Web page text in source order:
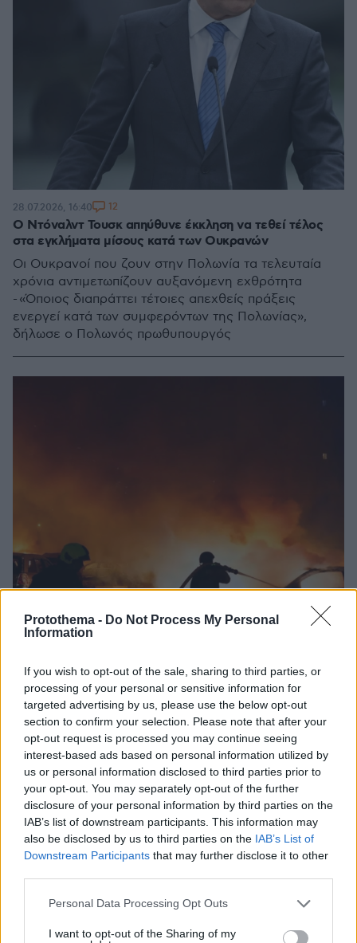
Protothema - Do Not Process My Personal
Information
If you wish to opt-out of the sale, sharing to third parties, or
processing of your personal or sensitive information for
targeted advertising by us, please use the below opt-out
section to confirm your selection. Please note that after your
opt-out request is processed you may continue seeing
interest-based ads based on personal information utilized by
us or personal information disclosed to third parties prior to
your opt-out. You may separately opt-out of the further
disclosure of your personal information by third parties on the
IAB’s list of downstream participants. This information may
also be disclosed by us to third parties on the IAB’s List of
Downstream Participants that may further disclose it to other
Please note that this website/app uses one or more Google
not limited to your visit or usage behaviour. You may click to
Personal Data Processing Opt Outs
I want to opt-out of the Sharing of my
Ο Ντόναλντ Τουσκ απηύθυνε έκκληση να τεθεί τέλος
στα εγκλήματα μίσους κατά των Ουκρανών
Οι Ουκρανοί που ζουν στην Πολωνία τα τελευταία
χρόνια αντιμετωπίζουν αυξανόμενη εχθρότητα
- «Όποιος διαπράττει τέτοιες απεχθείς πράξεις
ενεργεί κατά των συμφερόντων της Πολωνίας»,
δήλωσε ο Πολωνός πρωθυπουργός
28.07.2026, 16:40 12
Εκρήξεις και πυρκαγιές από ρωσική πυραυλική επίθεση
στο Κίεβο
Συναγερμός στην ουκρανική πρωτεύουσα μετά από
προειδοποίηση για βαλλιστικούς πυραύλους – Δεν
υπάρχουν αναφορές για θύματα
26.07.2026, 02:23 8